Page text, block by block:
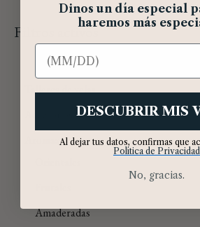
Filtros activos
Talleres de velas
Amaderadas
Dinos un día especial
haremos más
Cumpleaños
DESCUBRIR MIS
Al dejar tus datos, confirmas que
Política de Privacidad
No, gracias.